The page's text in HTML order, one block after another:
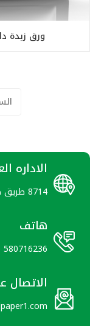
ورق زبدة دائري قطر 24
الاداره
8714 طريق صلاح الدين الأيوبي، الضباط، الرياض
هاتف
الاتصال